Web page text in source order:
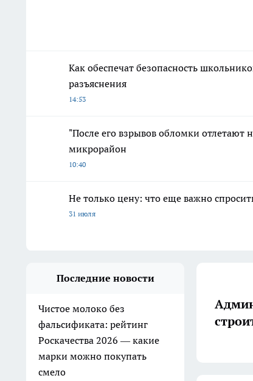
Как обеспечат безопасность
разъяснения
14:53
"После его взрывов обломки отлетают
микрорайон
10:40
Не только цену: что еще важно
31 июля
Последние новости
Чистое молоко без
фальсификата: рейтинг
Роскачества 2026 — какие
марки можно покупать
смело